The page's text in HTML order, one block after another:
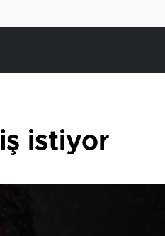
istiyor